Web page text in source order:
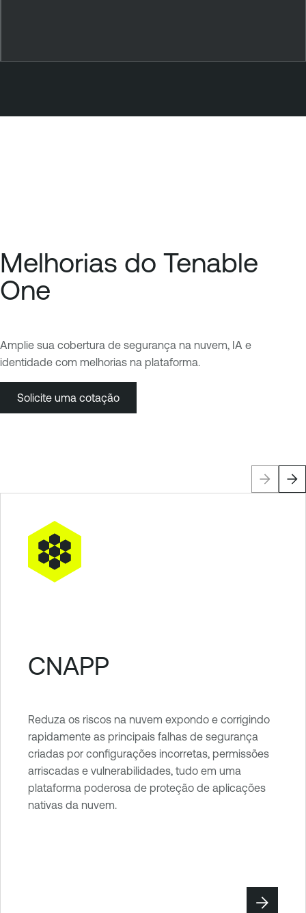
Melhorias do Tenable
One
Amplie sua cobertura de segurança na nuvem, IA e
identidade com melhorias na plataforma.
Solicite uma cotação
CNAPP
Reduza os riscos na nuvem expondo e corrigindo
rapidamente as principais falhas de segurança
criadas por configurações incorretas, permissões
arriscadas e vulnerabilidades, tudo em uma
plataforma poderosa de proteção de aplicações
nativas da nuvem.